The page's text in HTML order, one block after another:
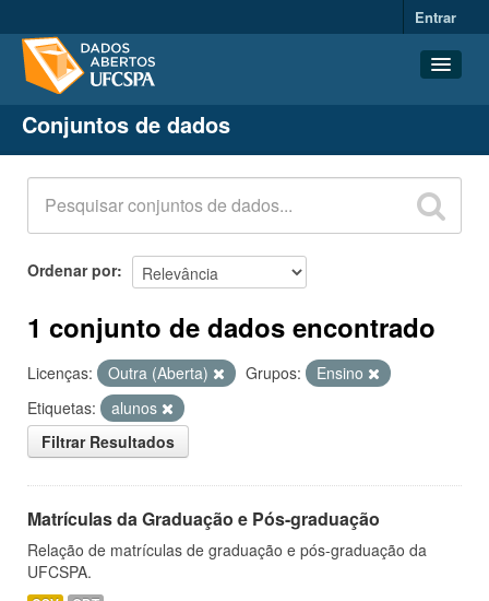
Entrar
Conjuntos de dados
Organizações
Grupos
Sobre
Conjuntos de dados
Ordenar por
1 conjunto de dados encontrado
Licenças: Outra (Aberta) Grupos:
Ensino
Etiquetas:
alunos
Filtrar Resultados
Matrículas da Graduação e Pós-graduação
Relação de matrículas de graduação e pós-graduação da
UFCSPA.